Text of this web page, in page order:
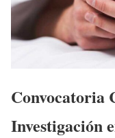
Convocatoria
Investigación